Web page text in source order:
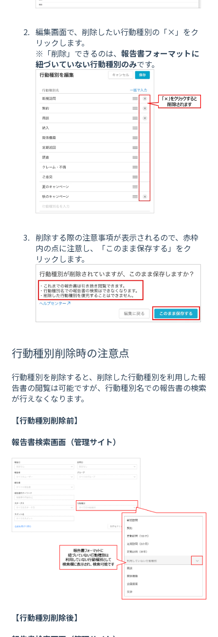
編集画面で、削除したい行動種別の「×」をク
リックします。
※「削除」できるのは、 報告書フォーマットに
紐づいていない行動種別のみです。
削除する際の注意事項が表示されるので、赤枠
内の点に注意し、「このまま保存する」をク
リックします。
行動種別削除時の注意点
行動種別を削除すると、削除した行動種別を利用した報
告書の閲覧は可能ですが、行動種別名での報告書の検索
が行えなくなります。
【行動種別削除前】
報告書検索画面（管理サイト）
【行動種別削除後】